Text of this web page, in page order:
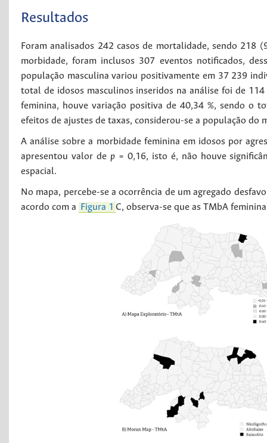
Resultados
Foram analisados 242 casos de mortalidade, sendo
morbidade, foram inclusos 307 eventos notificados,
população masculina variou positivamente em 37 239
total de idosos masculinos inseridos na análise foi de
feminina, houve variação positiva de 40,34 %, sendo o
efeitos de ajustes de taxas, considerou-se a população do
A análise sobre a morbidade feminina em idosos por
apresentou valor de p= 0,16, isto é, não houve
espacial.
No mapa, percebe-se a ocorrência de um agregado
acordo com a
Figura 1 C, observa-se que as TMbA